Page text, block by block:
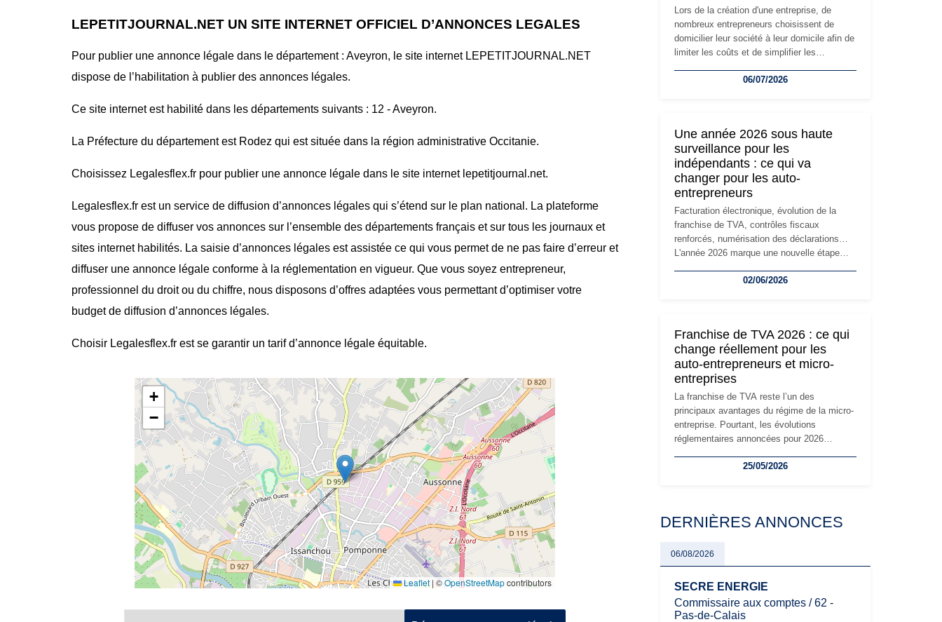
LEPETITJOURNAL.NET UN SITE INTERNET OFFICIEL D’ANNONCES LEGALES
Pour publier une annonce légale dans le département : Aveyron, le site internet LEPETITJOURNAL.NET
dispose de l’habilitation à publier des annonces légales.
Ce site internet est habilité dans les départements suivants : 12 - Aveyron.
La Préfecture du département est Rodez qui est située dans la région administrative Occitanie.
Choisissez Legalesflex.fr pour publier une annonce légale dans le site internet lepetitjournal.net.
Legalesflex.fr est un service de diffusion d’annonces légales qui s’étend sur le plan national. La plateforme
vous propose de diffuser vos annonces sur l’ensemble des départements français et sur tous les journaux et
sites internet habilités. La saisie d’annonces légales est assistée ce qui vous permet de ne pas faire d’erreur et
diffuser une annonce légale conforme à la réglementation en vigueur. Que vous soyez entrepreneur,
professionnel du droit ou du chiffre, nous disposons d’offres adaptées vous permettant d’optimiser votre
budget de diffusion d’annonces légales.
Choisir Legalesflex.fr est se garantir un tarif d’annonce légale équitable.
+
−
Leaflet| ©OpenStreetMapcontributors
Lors de la création d'une entreprise, de
nombreux entrepreneurs choisissent de
domicilier leur société à leur domicile afin de
limiter les coûts et de simplifier les
l'activité, cette solution peut rapidement
siège social répond souvent à une nouvelle
étape de la vie de l'entreprise et implique
plusieurs formalités obligatoires.
06/07/2026
Une année 2026 sous haute
surveillance pour les
indépendants : ce qui va
changer pour les auto-
entrepreneurs
Facturation électronique, évolution de la
franchise de TVA, contrôles fiscaux
renforcés, numérisation des déclarations…
L'année 2026 marque une nouvelle étape
travailleurs indépendants. Si le régime de la
réglementaire plus exigeant. Décryptage des
principaux changements et des précautions
à prendre pour éviter les mauvaises
surprises.
02/06/2026
Franchise de TVA 2026 : ce qui
change réellement pour les
auto-entrepreneurs et micro-
entreprises
La franchise de TVA reste l’un des
principaux avantages du régime de la micro-
entreprise. Pourtant, les évolutions
réglementaires annoncées pour 2026
les auto-entrepreneurs, artisans et
évoluent dans un contexte de contrôle
oblige les indépendants à rester
particulièrement vigilants.
25/05/2026
DERNIÈRES ANNONCES
06/08/2026
SECRE ENERGIE
Commissaire aux comptes / 62 -
Pas-de-Calais